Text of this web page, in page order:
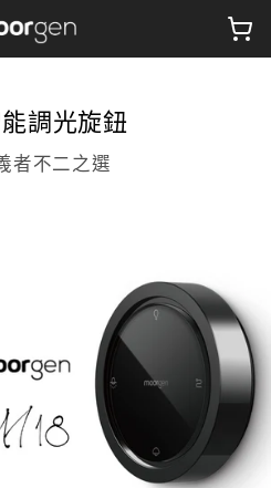
物
車
調光旋鈕
者不二之選